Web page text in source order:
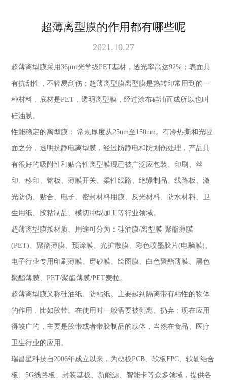
超薄离型膜的作用都有哪些呢
2021.10.27
超薄离型膜采用36μm光学级PET基材，透光率高达92% ；表面具
有抗刮性，不轻易刮伤；超薄离型膜离型膜是热转印常用到的一
种材料，底材是PET ，透明离型膜，经过涂布硅油而成所以也叫
硅油膜。
性能稳定的离型膜：常规厚度从25um至 150um。有冷热撕和光哑
面之分，透明抗静电离型膜，经过防静电和防划伤处理，产品具
有很好的吸附性和贴合性离型膜现已被广泛应包装、印刷、丝
印、移印、铭板、薄膜开关、柔性线路、绝缘制品、线路板、激
光防伪、贴合、电子、密封材料用膜、反光材料、防水材料、卫
生用纸、胶粘制品、模切冲型加工等行业领域。
超薄离型膜按材质、用途可分为：硅油膜/离型膜-聚酯薄膜
(PET)、聚酯薄膜、预涂膜、光扩散膜、彩色喷墨胶片(电脑膜)、
电子行业专用印刷薄膜、磨砂膜、绘图膜、白色聚酯薄膜、黑色
聚酯薄膜、PET/聚酯薄膜/PET麦拉。
超薄离型膜又称硅油纸、防粘纸。主要起到隔离带有粘性的物体
的作用，比如胶带。在使用时一般需要被剥离、扔弃；现在应用
得较广的，主要是胶带或者带胶制品的载体，当然在食品、医疗
卫生行业的应用。
瑞昌星科技自2006年成立以来，为硬板PCB、软板FPC、软硬结合
板、5G线路板、封装基板、新能源、智能卡等众多领域，提供各